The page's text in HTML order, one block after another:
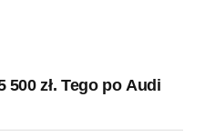
500 zł. Tego po Audi